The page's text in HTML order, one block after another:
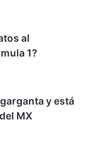
al
1?
y está
MX